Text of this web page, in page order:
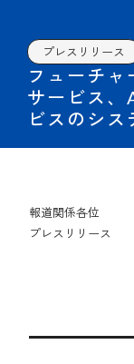
プレスリリース
フューチャ
サービス、
ビスのシ
報道関係各位
プレスリリース